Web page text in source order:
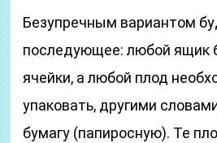
Безупречным вариантом
последующее: любой ящик
ячейки, а любой плод
упаковать, другими
бумагу (папиросную). Те